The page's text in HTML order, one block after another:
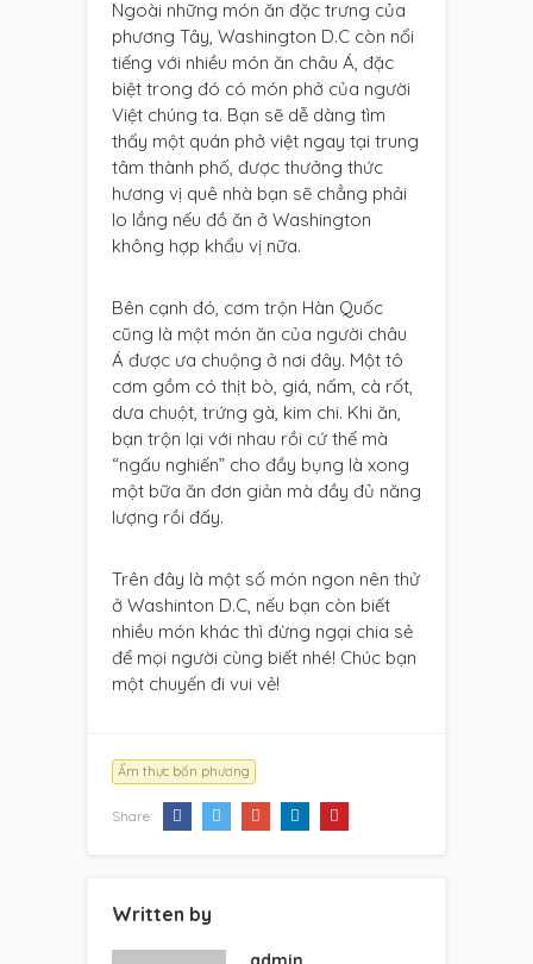
Ngoài những món ăn đặc trưng của
phương Tây, Washington D.C còn nổi
tiếng với nhiều món ăn châu Á, đặc
biệt trong đó có món phở của người
Việt chúng ta. Bạn sẽ dễ dàng tìm
thấy một quán phở việt ngay tại trung
tâm thành phố, được thưởng thức
hương vị quê nhà bạn sẽ chẳng phải
lo lắng nếu đồ ăn ở Washington
không hợp khẩu vị nữa.
Bên cạnh đó, cơm trộn Hàn Quốc
cũng là một món ăn của người châu
Á được ưa chuộng ở nơi đây. Một tô
cơm gồm có thịt bò, giá, nấm, cà rốt,
dưa chuột, trứng gà, kim chi. Khi ăn,
bạn trộn lại với nhau rồi cứ thế mà
“ngấu nghiến” cho đầy bụng là xong
một bữa ăn đơn giản mà đầy đủ năng
lượng rồi đấy.
Trên đây là một số món ngon nên thử
ở Washinton D.C, nếu bạn còn biết
nhiều món khác thì đừng ngại chia sẻ
để mọi người cùng biết nhé! Chúc bạn
một chuyến đi vui vẻ!
Ẩm thực bốn phương
Share:
Written by